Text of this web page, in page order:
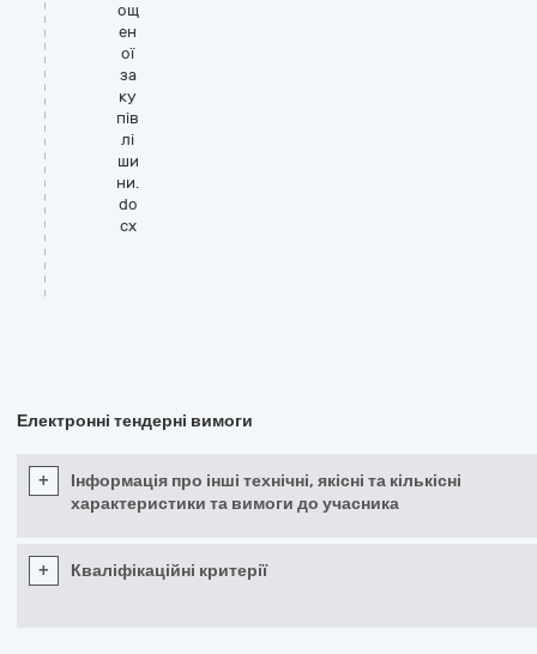
ощ
ен
ої
за
ку
пів
лі
ши
ни.
do
cx
Електронні тендерні вимоги
+
Інформація про інші технічні, якісні та кількісні
характеристики та вимоги до учасника
+ Кваліфікаційні критерії